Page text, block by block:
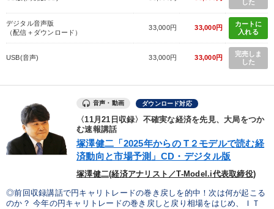
した
デジタル音声版
（配信＋ダウンロード）
33,000円 33,000円
カートに
入れる
USB(音声) 33,000円 33,000円
完売しま
した
音声・動画 ダウンロード対応
〈11月21日収録〉不確実な経済を先見、大局をつか
む速報講話
塚澤健二「2025年からの T２モデルで読む経
済動向と市場予測」CD・デジタル版
塚澤健二(経済アナリスト／T-Model.i代表取締役)
◎前回収録講話で円キャリトレードの巻き戻しを的中！次は何が起こる
のか？ 今年の円キャリトレードの巻き戻しと戻り相場をはじめ、ＩＴ